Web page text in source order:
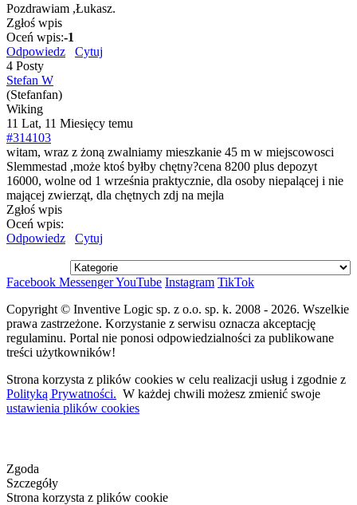
Pozdrawiam ,Łukasz.
Zgłoś wpis
Oceń wpis:-1
Odpowiedz
Cytuj
4 Posty
Stefan W
(Stefanfan)
Wiking
11 Lat, 11 Miesięcy temu
#314103
witam, wraz z żoną zwalniamy mieszkanie 45 m w miejscowosci
Slemmestad ,może ktoś byłby chętny?cena 8200 plus depozyt
16000, wolne od 1 września praktycznie, dla osoby niepalącej i nie
mającej zwierząt, dla chętnych zdj na mejla
Zgłoś wpis
Oceń wpis:
Odpowiedz
Cytuj
Facebook MessengerYouTube Instagram TikTok
Copyright © Inventive Logic sp. z o.o. sp. k. 2008 - 2026. Wszelkie
prawa zastrzeżone. Korzystanie z serwisu oznacza akceptację
regulaminu. Portal nie ponosi odpowiedzialności za publikowane
treści użytkowników!
Strona korzysta z plików cookies w celu realizacji usług i zgodnie z
Polityką Prywatności. W każdej chwili możesz zmienić swoje
ustawienia plików cookies
Zgoda
Szczegóły
Strona korzysta z plików cookie